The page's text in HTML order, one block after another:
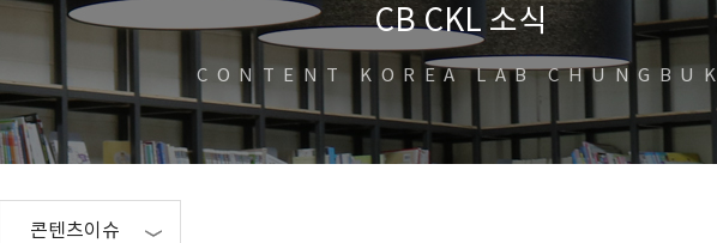
CB CKL 소식
CONTENT KOREA LAB CHUNGBUK
콘텐츠이슈